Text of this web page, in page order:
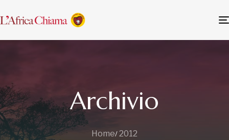
Archivio
Home 2012